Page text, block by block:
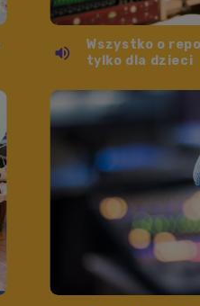
Wszystko o
tylko dla dzieci